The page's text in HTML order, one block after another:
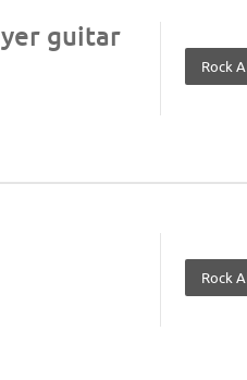
guitar
Rock
Rock